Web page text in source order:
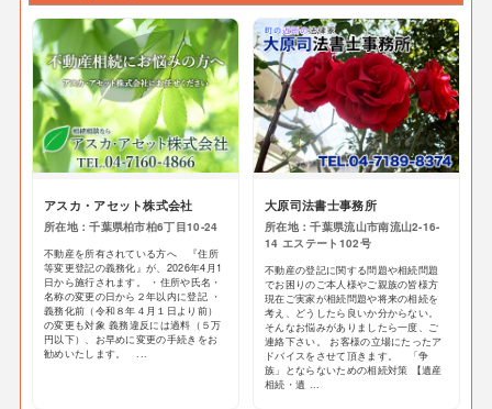
アスカ・アセット株式会社
所在地：千葉県柏市柏6丁目10-24
不動産を所有されている方へ 『住所
等変更登記の義務化』が、2026年4月1
日から施行されます。 ・住所や氏名・
名称の変更の日から２年以内に登記 ・
義務化前（令和８年４月１日より前）
の変更も対象 義務違反には過料（５万
円以下）、お早めに変更の手続きをお
勧めいたします。 ...
大原司法書士事務所
所在地：千葉県流山市南流山2-16-
14 エステート102号
不動産の登記に関する問題や相続問題
でお困りのご本人様やご親族の皆様方
現在ご実家が相続問題や将来の相続を
考え、どうしたら良いか分からない。
そんなお悩みがありましたら一度、ご
連絡下さい。 お客様の立場にたったア
ドバイスをさせて頂きます。 「争
族」とならないための相続対策 【遺産
相続・遺 ...